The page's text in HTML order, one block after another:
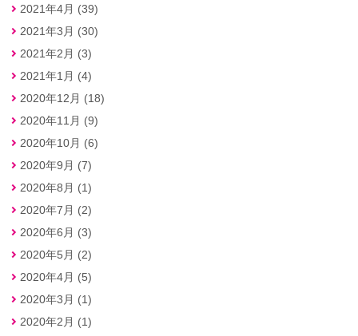
2021年4月 (39)
2021年3月 (30)
2021年2月 (3)
2021年1月 (4)
2020年12月 (18)
2020年11月 (9)
2020年10月 (6)
2020年9月 (7)
2020年8月 (1)
2020年7月 (2)
2020年6月 (3)
2020年5月 (2)
2020年4月 (5)
2020年3月 (1)
2020年2月 (1)